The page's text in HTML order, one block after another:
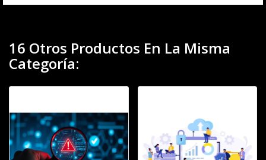
16 Otros Productos En La Misma
Categoría: